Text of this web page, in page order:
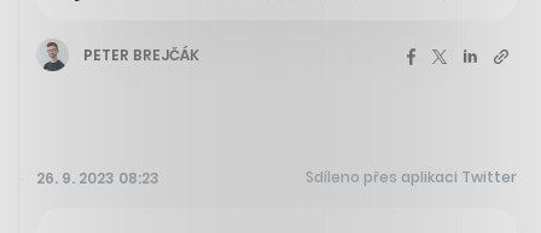
PETER BREJČÁK
26. 9. 2023 08:23 Sdíleno přes aplikaci Twitter